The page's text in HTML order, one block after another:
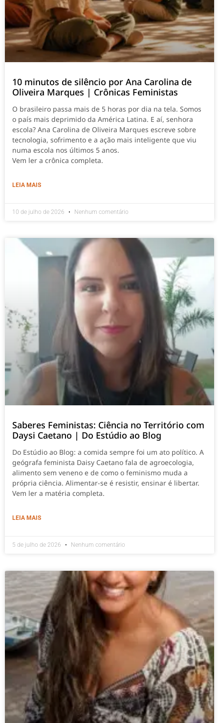
10 minutos de silêncio por Ana Carolina de
Oliveira Marques | Crônicas Feministas
O brasileiro passa mais de 5 horas por dia na tela. Somos
o país mais deprimido da América Latina. E aí, senhora
escola? Ana Carolina de Oliveira Marques escreve sobre
tecnologia, sofrimento e a ação mais inteligente que viu
numa escola nos últimos 5 anos.
Vem ler a crônica completa.
LEIA MAIS
10 de julho de 2026 Nenhum comentário
Saberes Feministas: Ciência no Território com
Daysi Caetano | Do Estúdio ao Blog
Do Estúdio ao Blog: a comida sempre foi um ato político. A
geógrafa feminista Daisy Caetano fala de agroecologia,
alimento sem veneno e de como o feminismo muda a
própria ciência. Alimentar-se é resistir, ensinar é libertar.
Vem ler a matéria completa.
LEIA MAIS
5 de julho de 2026 Nenhum comentário